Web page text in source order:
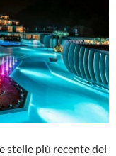
stelle più recente dei